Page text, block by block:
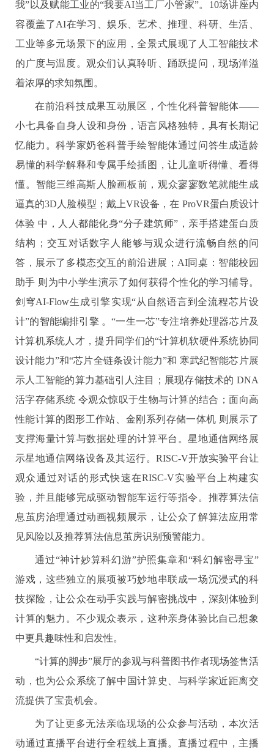
我”‌以及赋能工业的‌“我要AI当工厂小管家”‌。10场讲座内
容覆盖了AI在学习、娱乐、艺术、推理、科研、生活、
工业等多元场景下的应用，全景式展现了人工智能技术
的广度与温度。观众们认真聆听、踊跃提问，现场洋溢
着浓厚的求知氛围。
在前沿科技成果互动展区，个性化科普智能体——
小七‌具备自身人设和身份，语言风格独特，具有长期记
忆能力。科学家奶爸科普手绘智能体通过问答生成适龄
易懂的科学解释和专属手绘插图，让儿童听得懂、看得
懂。‌智能三维高斯人脸画板‌前，观众寥寥数笔就能生成
逼真的3D人脸模型；戴上VR设备，在 ‌ProVR蛋白质设计
体验‌ 中，人人都能化身“分子建筑师”，亲手搭建蛋白质
结构；‌交互对话数字人‌能够与观众进行流畅自然的问
答，展示了多模态交互的前沿进展；‌AI同桌：智能校园
助手‌ 则为中小学生演示了如何获得个性化的学习辅导。
剑穹AI-Flow生成引擎‌实现“从自然语言到全流程芯片设
计”的智能编排引擎 。‌“一生一芯”‌专注培养处理器芯片及
计算机系统人才，提升同学们的“计算机软硬件系统协同
设计能力”和“芯片全链条设计能力”和 ‌寒武纪智能芯片‌展
示人工智能的算力基础引人注目；展现存储技术的 ‌DNA
活字存储系统‌ 令观众惊叹于生物与计算的结合；‌面向高
性能计算的图形工作站‌、‌金刚系列存储一体机‌ 则展示了
支撑海量计算与数据处理的计算平台。星地通信网络展
示星地通信网络设备及其运行。RISC-V开放实验平台让
观众通过对话的形式快速在RISC-V实验平台上构建实
验，并且能够完成驱动智能车运行等指令。推荐算法信
息茧房治理通过动画视频展示，让公众了解算法应用常
见风险以及推荐算法信息茧房识别预警能力。
通过‌“神计妙算科幻游”护照集章和‌“科幻解密寻宝”‌
游戏，这些独立的展项被巧妙地串联成一场沉浸式的科
技探险，让公众在动手实践与解密挑战中，深刻体验到
计算的魅力。不少观众表示，这种亲身体验比自己想象
中更具趣味性和启发性。
‌“计算的脚步”展厅‌的参观与‌科普图书作者现场签售‌活
动，也为公众系统了解中国计算史、与科学家近距离交
流提供了宝贵机会。
为了让更多无法亲临现场的公众参与活动，本次活
动通过直播平台进行全程线上直播。直播过程中，主播